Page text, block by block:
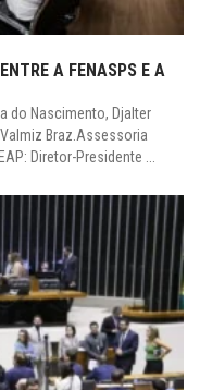
A FENASPS E A
do Nascimento, Djalter
Braz.Assessoria
Diretor-Presidente ...